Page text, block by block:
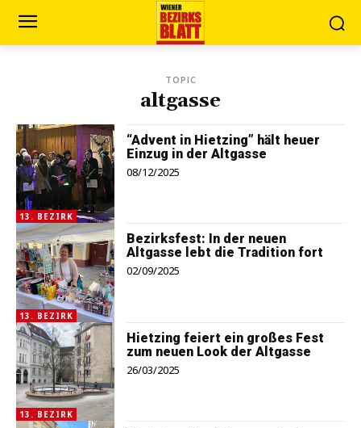
TOPIC
altgasse
13. BEZIRK
“Advent in Hietzing” hält heuer
Einzug in der Altgasse
08/12/2025
13. BEZIRK
Bezirksfest: In der neuen
Altgasse lebt die Tradition fort
02/09/2025
13. BEZIRK
Hietzing feiert ein großes Fest
zum neuen Look der Altgasse
26/03/2025